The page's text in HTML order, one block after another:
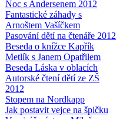
Noc s Andersenem 2012
Fantastické záhady s
Arnoštem Vašíčkem
Pasování dětí na čtenáře 2012
Beseda o knížce Kapřík
Metlík s Janem Opatřilem
Beseda Láska v oblacích
Autorské čtení dětí ze ZŠ
2012
Stopem na Nordkapp
Jak postavit vejce na špičku